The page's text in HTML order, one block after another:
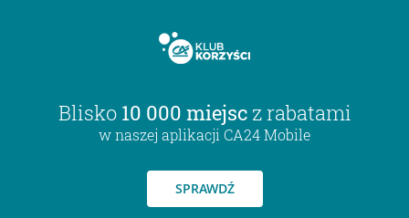
Blisko 10 000 miejsc z rabatami
w naszej aplikacji CA24 Mobile
SPRAWDŹ